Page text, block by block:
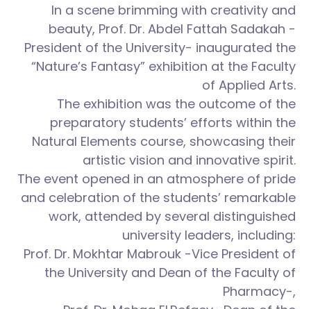
In a scene brimming with creativity and
beauty, Prof. Dr. Abdel Fattah Sadakah -
President of the University- inaugurated the
“Nature’s Fantasy” exhibition at the Faculty
of Applied Arts.
The exhibition was the outcome of the
preparatory students’ efforts within the
Natural Elements course, showcasing their
artistic vision and innovative spirit.
The event opened in an atmosphere of pride
and celebration of the students’ remarkable
work, attended by several distinguished
university leaders, including:
Prof. Dr. Mokhtar Mabrouk -Vice President of
the University and Dean of the Faculty of
Pharmacy-,